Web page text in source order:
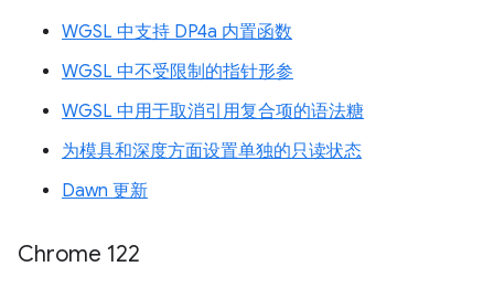
WGSL 中支持 DP4a 内置函数
WGSL 中不受限制的指针形参
WGSL 中用于取消引用复合项的语法糖
为模具和深度方面设置单独的只读状态
Dawn 更新
Chrome 122